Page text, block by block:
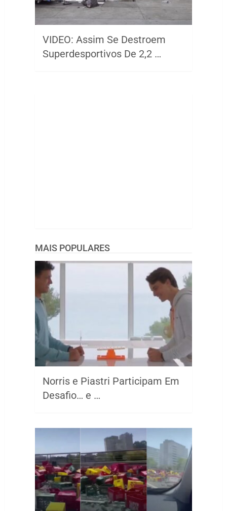
VIDEO: Assim Se Destroem
Superdesportivos De 2,2 …
MAIS POPULARES
Norris e Piastri Participam Em
Desafio… e …